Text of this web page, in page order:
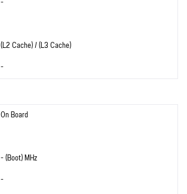
(L2 Cache) / (L3 Cache)
-
On Board
- (Boot) MHz
-